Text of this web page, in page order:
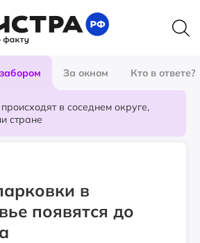
За окном Кто в ответе?
в соседнем округе,
стране
в
появятся до